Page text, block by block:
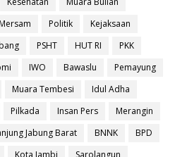
Mersam Politik
Kejaksaan
PSHT HUT RI
PKK
IWO Bawaslu
Pemayung
Muara Tembesi
Idul Adha
Pilkada Insan Pers
Merangin
Jabung Barat BNNK
BPD